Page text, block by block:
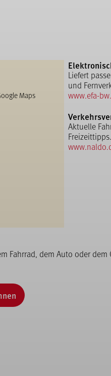
Maps
Liefert
und
www.efa-
Aktuelle
Freizeittipps.
Fahrrad, dem Auto oder dem